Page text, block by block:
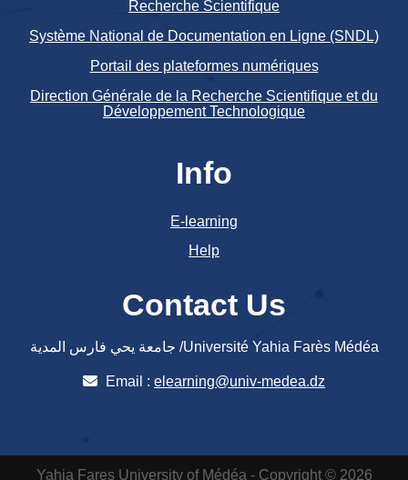
Recherche Scientifique
Système National de Documentation en Ligne (SNDL)
Portail des plateformes numériques
Direction Générale de la Recherche Scientifique et du
Développement Technologique
Info
E-learning
Help
Contact Us
جامعة يحي فارس المدية /Université Yahia Farès Médéa
Email : elearning@univ-medea.dz
Yahia Fares University of Médéa - Copyright © 2026